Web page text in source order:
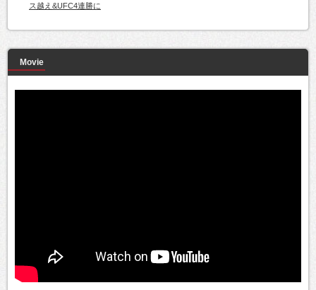
ス越え&UFC4連勝に
Movie